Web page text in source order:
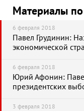
Материалы
6 февраля 2018
Павел Грудинин:
экономической
6 февраля 2018
Юрий Афонин:
президентских
3 февраля 2018